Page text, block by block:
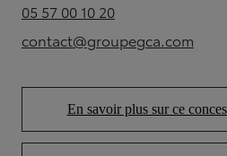
05 57 00 10 20(Opens in new tab)
contact@groupegca.com
(Opens in new tab)
En savoir plus sur ce
(Opens